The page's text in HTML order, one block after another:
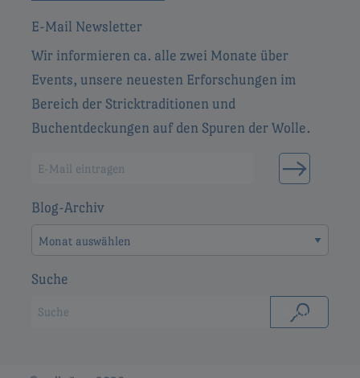
E-Mail Newsletter
Wir informieren ca. alle zwei Monate über
Events, unsere neuesten Erforschungen im
Bereich der Stricktraditionen und
Buchentdeckungen auf den Spuren der Wolle.
Blog-Archiv
Blog-
Archiv
Suche